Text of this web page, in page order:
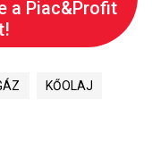
a Piac&Profit
KŐOLAJ